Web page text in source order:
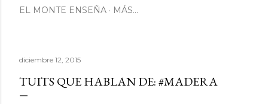
EL MONTE ENSEÑA MÁS…
diciembre 12, 2015
TUITS QUE HABLAN DE: #MADERA